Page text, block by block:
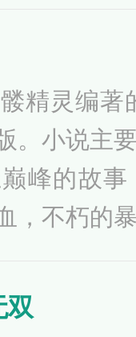
价值榜》
改编成同
精灵编
。小说主
峰的故
，不朽的
即就是一
双